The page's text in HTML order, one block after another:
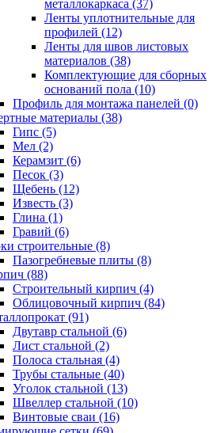
металлокаркаса (37)
Ленты уплотнительные для
профилей (12)
Ленты для швов листовых
материалов (38)
Комплектующие для сборных
оснований пола (10)
Профиль для монтажа панелей (0)
материалы (38)
Гипс (5)
Мел (2)
Керамзит (6)
Песок (3)
Щебень (12)
Известь (3)
Глина (1)
Гравий (6)
строительные (8)
Пазогребневые плиты (8)
(88)
Строительный кирпич (4)
Облицовочный кирпич (84)
(91)
Двутавр стальной (6)
Лист стальной (2)
Полоса стальная (4)
Трубы стальные (40)
Уголок стальной (13)
Швеллер стальной (10)
Винтовые сваи (16)